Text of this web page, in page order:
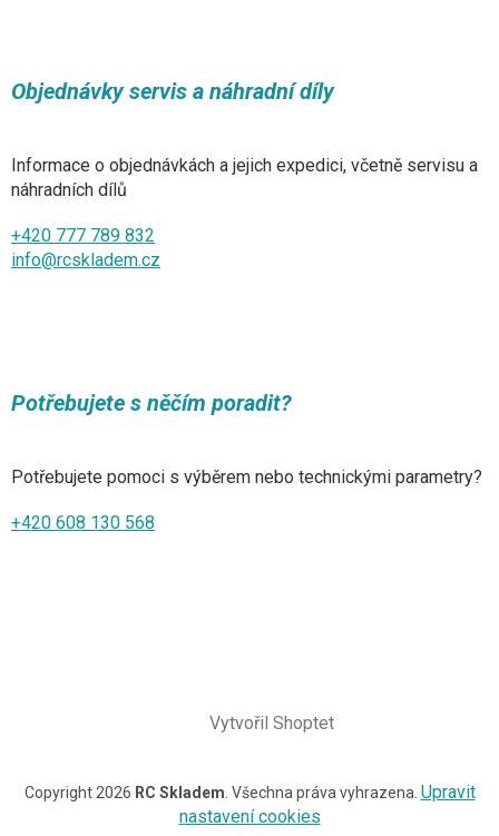
Objednávky servis a náhradní díly
Informace o objednávkách a jejich expedici, včetně servisu a
náhradních dílů
+420 777 789 832
info@rcskladem.cz
Potřebujete s něčím poradit?
Potřebujete pomoci s výběrem nebo technickými parametry?
+420 608 130 568
Vytvořil Shoptet
Copyright 2026 RC Skladem . Všechna práva vyhrazena. Upravit
nastavení cookies